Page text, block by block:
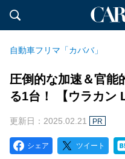
自動車フリマ「カババ」
圧倒的な加速＆官能
る1台！ 【ウラカン
更新日：2025.02.21 PR
シェア ツイート